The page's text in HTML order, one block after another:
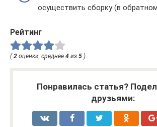
осуществить сборку (в
Рейтинг
(2 оценки, среднее 4 из 5 )
Понравилась статья?
друзьями: